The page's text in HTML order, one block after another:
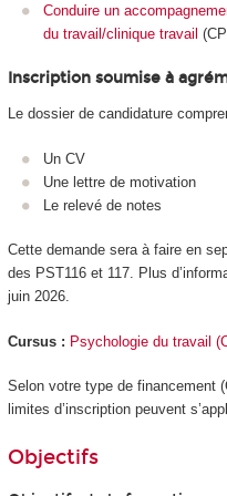
Conduire un
du travail/clinique travail
Inscription soumise à
Le dossier de candidature
Un CV
Une lettre de motivation
Le relevé de notes
Cette demande sera à faire en
des PST116 et 117. Plus
juin 2026.
Cursus : Psychologie du travail
Selon votre type de financement
limites d’inscription peuvent
Objectifs